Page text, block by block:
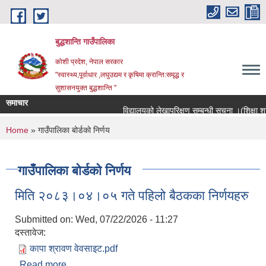
Skip to main content
बुद्धशान्ति गाउँपालिका
कोशी प्रदेश, नेपाल सरकार
"स्वास्थ्य,पूर्वाधार ,लघुउद्यम र कृषिमा क्रान्ति:समृद्ध र
सुशासनयुक्त बुद्धशान्ति "
समाचार
विद्यालयको लेखापरिक्षण सम्बन्धी सूचना ।(शिक्षा
You are here
Home » गाउँपालिका बोर्डको निर्णय
गाउँपालिका बोर्डको निर्णय
मिति २०८३।०४।०५ गते पहिलो बैठकका निर्णयहरु
Submitted on: Wed, 07/22/2026 - 11:27
दस्तावेज:
कापा श्रावण वेवसाइट.pdf